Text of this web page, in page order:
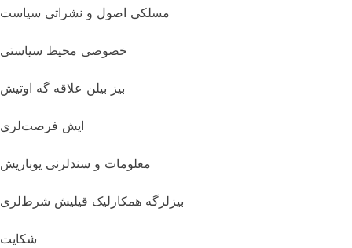
مسلکی اصول و نشراتی سیاست
خصوصی محیط سیاستی
بیز بیلن علاقه گه اوتیش
ایش فرصت‌لری
معلومات و سندلرنی یوباریش
بیزلرگه همکارلیک قیلیش شرط‌لری
شکایت